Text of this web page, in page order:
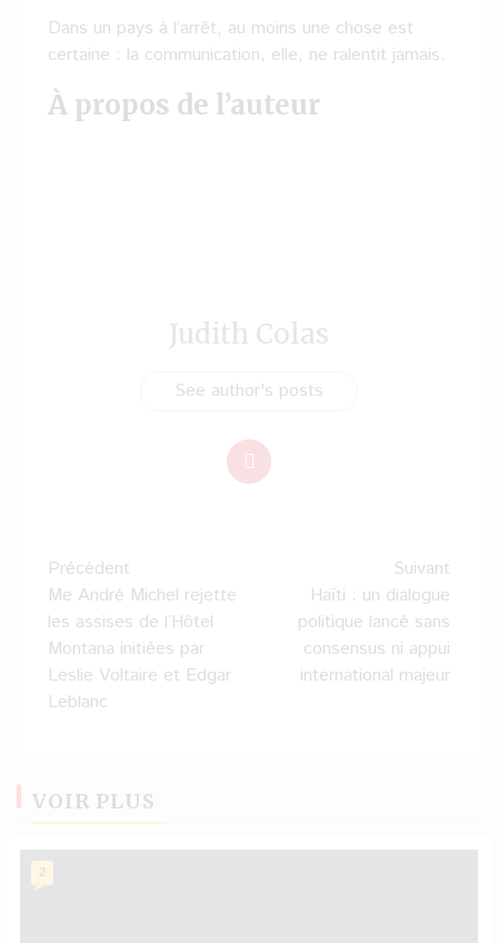
Dans un pays à l’arrêt, au moins une chose est
certaine : la communication, elle, ne ralentit jamais.
À propos de l’auteur
Judith Colas
See author's posts
Navigation
d’article
Précédent
Me André Michel rejette
les assises de l’Hôtel
Montana initiées par
Leslie Voltaire et Edgar
Leblanc
Suivant
Haïti : un dialogue
politique lancé sans
consensus ni appui
international majeur
VOIR PLUS
2